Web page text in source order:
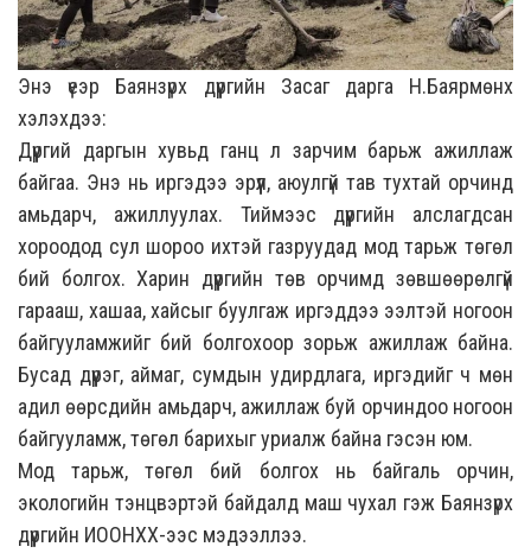
Энэ үеэр Баянзүрх дүүргийн Засаг дарга Н.Баярмөнх
хэлэхдээ:
Дүүргий даргын хувьд ганц л зарчим барьж ажиллаж
байгаа. Энэ нь иргэдээ эрүүл, аюулгүй тав тухтай орчинд
амьдарч, ажиллуулах. Тиймээс дүүргийн алслагдсан
хороодод сул шороо ихтэй газруудад мод тарьж төгөл
бий болгох. Харин дүүргийн төв орчимд зөвшөөрөлгүй
гарааш, хашаа, хайсыг буулгаж иргэддээ ээлтэй ногоон
байгууламжийг бий болгохоор зорьж ажиллаж байна.
Бусад дүүрэг, аймаг, сумдын удирдлага, иргэдийг ч мөн
адил өөрсдийн амьдарч, ажиллаж буй орчиндоо ногоон
байгууламж, төгөл барихыг уриалж байна гэсэн юм.
Мод тарьж, төгөл бий болгох нь байгаль орчин,
экологийн тэнцвэртэй байдалд маш чухал гэж Баянзүрх
дүүргийн ИООНХХ-ээс мэдээллээ.